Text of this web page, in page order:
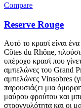
Compare
Reserve Rouge
Αυτό το κρασί είναι
Côtes du Rhône,
υπέροχο κρασί που
αμπελώνες του Grand
αμπελώνες Vinsobres
παρουσιάζει μια
μαύρου φρούτου και
στρογγυλότητα και οι